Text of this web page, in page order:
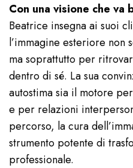
Con una visione che va
Beatrice insegna ai suoi
l’immagine esteriore
ma soprattutto per
dentro di sé. La sua
autostima sia il motore
e per relazioni
percorso, la cura
strumento potente di
professionale.